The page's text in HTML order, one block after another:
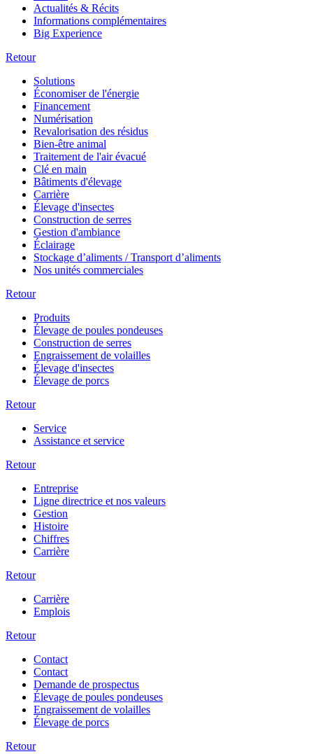
Actualités & Récits
Informations complémentaires
Big Experience
Retour
Solutions
Économiser de l'énergie
Financement
Numérisation
Revalorisation des résidus
Bien-être animal
Traitement de l'air évacué
Clé en main
Bâtiments d'élevage
Carrière
Élevage d'insectes
Construction de serres
Gestion d'ambiance
Éclairage
Stockage d’aliments / Transport d’aliments
Nos unités commerciales
Retour
Produits
Élevage de poules pondeuses
Construction de serres
Engraissement de volailles
Élevage d'insectes
Élevage de porcs
Retour
Service
Assistance et service
Retour
Entreprise
Ligne directrice et nos valeurs
Gestion
Histoire
Chiffres
Carrière
Retour
Carrière
Emplois
Retour
Contact
Contact
Demande de prospectus
Élevage de poules pondeuses
Engraissement de volailles
Élevage de porcs
Retour